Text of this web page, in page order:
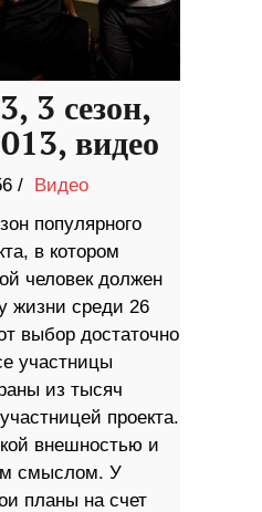
3 сезон,
видео
/ Видео
популярного
в котором
человек должен
жизни среди 26
выбор достаточно
участницы
из тысяч
проекта.
внешностью и
смыслом. У
планы на счет